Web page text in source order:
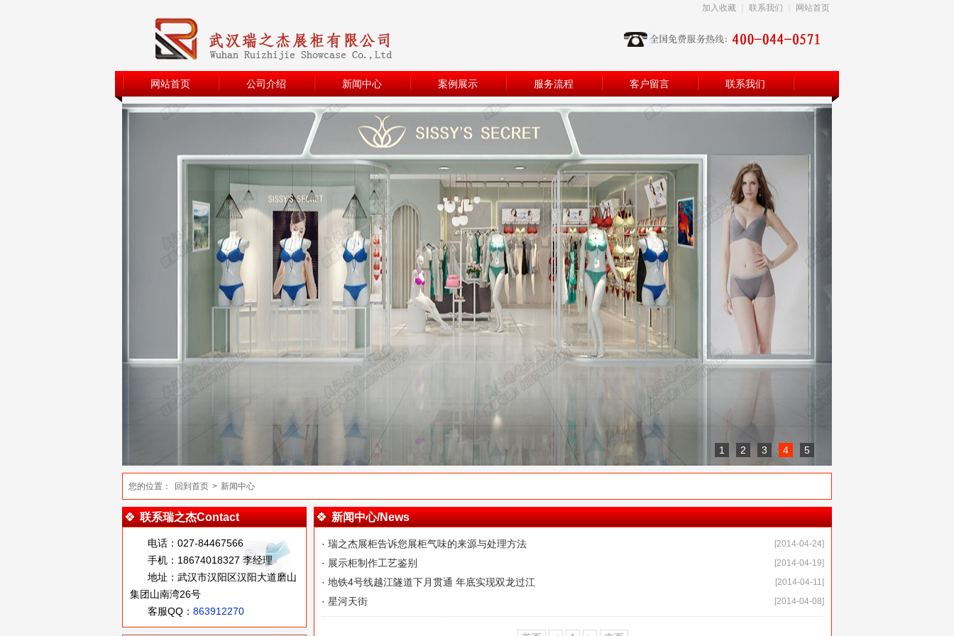
加入收藏 联系我们 网站首页
网站首页 公司介绍 新闻中心 案例展示 服务流程 客户留言 联系我们
1 2 3 4 5
您的位置： 回到首页 > 新闻中心
新闻中心/News
· 瑞之杰展柜告诉您展柜气味的来源与处理方法 [2014-04-24]
· 展示柜制作工艺鉴别 [2014-04-19]
· 地铁4号线越江隧道下月贯通 年底实现双龙过江 [2014-04-11]
· 星河天街 [2014-04-08]
联系瑞之杰Contact
电话：027-84467566
手机：18674018327 李经理
地址：武汉市汉阳区汉阳大道磨山
集团山南湾26号
客服QQ： 863912270